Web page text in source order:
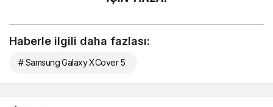
Haberle ilgili daha fazlası:
# Samsung Galaxy XCover 5